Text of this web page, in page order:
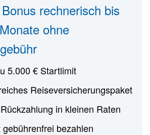
rechnerisch bis
ohne
5.000 € Startlimit
Reiseversicherungspaket
in kleinen Raten
gebührenfrei bezahlen